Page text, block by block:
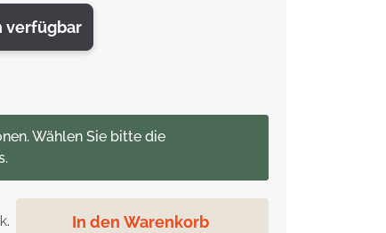
verfügbar
In den Warenkorb
Wählen Sie bitte die